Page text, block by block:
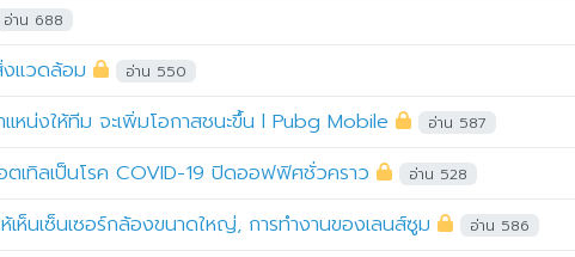
อ่าน 688
แวดล้อม อ่าน 550
หน่งให้ทีม จะเพิ่มโอกาสชนะขึ้น l Pubg Mobile อ่าน 587
ทิลเป็นโรค COVID-19 ปิดออฟฟิศชั่วคราว อ่าน 528
ห็นเซ็นเซอร์กล้องขนาดใหญ่, การทำงานของเลนส์ซูม อ่าน 586